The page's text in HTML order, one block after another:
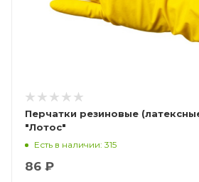
Перчатки резиновые
"Лотос"
Есть в наличии: 315
86 ₽